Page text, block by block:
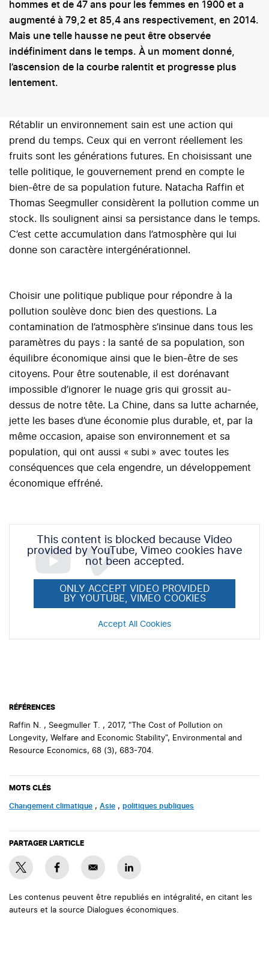
hommes et de 47 ans pour les femmes en 1900 et a
augmenté à 79,2 et 85,4 ans respectivement, en 2014.
Mais une telle hausse ne peut être observée
indéfiniment dans le temps. À un moment donné,
l’ascension de la courbe ralentit et progresse plus
lentement.
Rétablir un environnement sain est une action qui
prend du temps. Ceux qui en verront réellement les
fruits sont les générations futures. En choisissant une
telle politique, le gouvernement prend en compte le
bien-être de sa population future. Natacha Raffin et
Thomas Seegmuller considèrent la pollution comme un
stock. Ils soulignent ainsi sa persistance dans le temps.
C’est cette accumulation dans l’atmosphère qui lui
donne son caractère intergénérationnel.
Choisir une politique publique pour répondre à la
pollution soulève donc bien des questions. La
contamination de l’atmosphère s’insinue dans tous les
paramètres du pays : la santé de sa population, son
équilibre économique ainsi que le bien-être de ses
citoyens. Pour être soutenable, il est dorénavant
impossible d’ignorer le nuage gris qui grossit au-
dessus de notre tête. La Chine, dans sa lutte acharnée,
jette les bases d’une économie plus durable, et, par la
même occasion, apaise son environnement et sa
population, qui ont aussi « subi » avec toutes les
conséquences que cela engendre, un développement
économique effréné.
This content is blocked because Video
provided by YouTube, Vimeo cookies have
not been accepted.
ONLY ACCEPT VIDEO PROVIDED
BY YOUTUBE, VIMEO COOKIES
Accept All Cookies
RÉFÉRENCES
Raffin N. , Seegmuller T. , 2017, "The Cost of Pollution on
Longevity, Welfare and Economic Stability", Environmental and
Resource Economics, 68 (3), 683-704.
MOTS CLÉS
changement climatique , Asie , politiques publiques
PARTAGER L'ARTICLE
Les contenus peuvent être republiés en intégralité, en citant les
auteurs et la source Dialogues économiques.